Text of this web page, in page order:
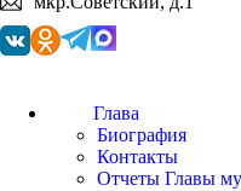
Глава
Биография
Контакты
Отчеты Главы